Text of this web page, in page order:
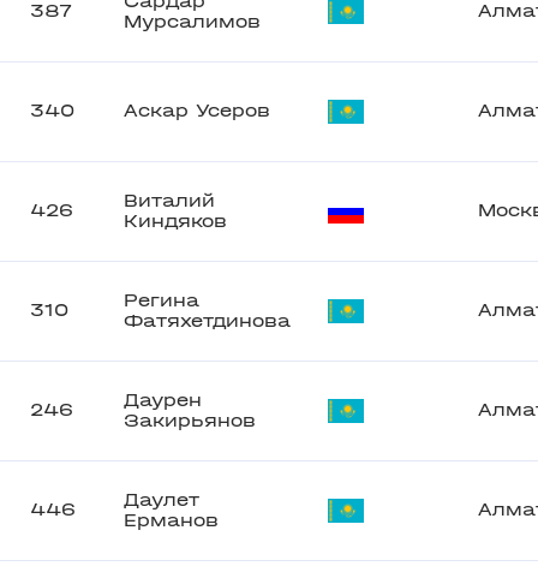
387
Мурсалимов
340 Аскар Усеров
426
Виталий
Киндяков
310
Регина
Фатяхетдинова
246
Даурен
Закирьянов
446
Даулет
Ерманов